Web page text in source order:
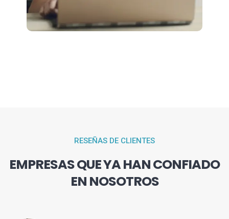
RESEÑAS DE CLIENTES
EMPRESAS QUE YA HAN CONFIADO
EN NOSOTROS